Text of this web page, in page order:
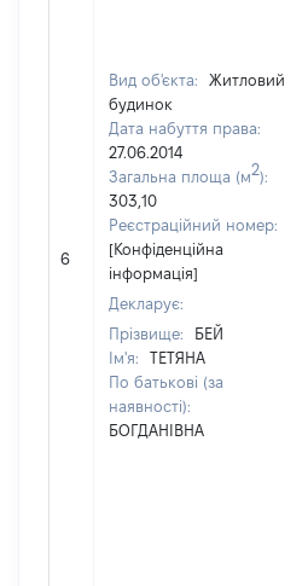
6
Вид об'єкта:
Житловий
будинок
Дата набуття права:
27.06.2014
Загальна площа (м2):
303,10
Реєстраційний номер:
[Конфіденційна
інформація]
Декларує:
Прізвище:
БЕЙ
Ім'я:
ТЕТЯНА
По батькові (за
наявності):
БОГДАНІВНА